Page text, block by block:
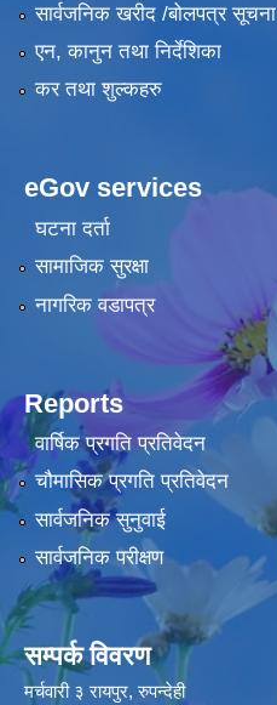
सार्वजनिक खरीद /बोलपत्र सूचना
एन, कानुन तथा निर्देशिका
कर तथा शुल्कहरु
eGov services
घटना दर्ता
सामाजिक सुरक्षा
नागरिक वडापत्र
Reports
वार्षिक प्रगति प्रतिवेदन
चौमासिक प्रगति प्रतिवेदन
सार्वजनिक सुनुवाई
सार्वजनिक परीक्षण
सम्पर्क विवरण
मर्चवारी ३ रायपुर, रुपन्देही